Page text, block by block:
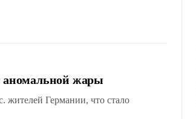
аномальной жары
жителей Германии, что стало